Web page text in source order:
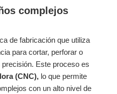
complejos
de fabricación que utiliza
para cortar, perforar o
Este proceso es
(CNC), lo que permite
con un alto nivel de